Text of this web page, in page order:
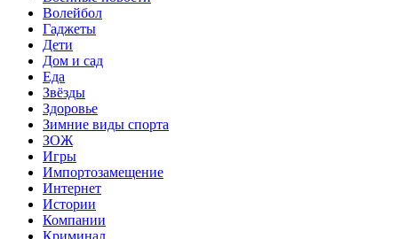
Волейбол
Гаджеты
Дети
Дом и сад
Еда
Звёзды
Здоровье
Зимние виды спорта
ЗОЖ
Игры
Импортозамещение
Интернет
Истории
Компании
Криминал